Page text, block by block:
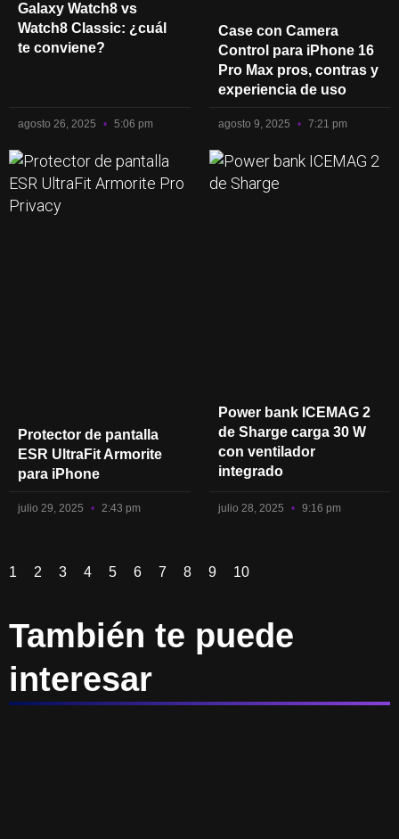
Galaxy Watch8 vs
Watch8 Classic: ¿cuál
te conviene?
agosto 26, 2025 5:06 pm
Case con Camera
Control para iPhone 16
Pro Max pros, contras y
experiencia de uso
agosto 9, 2025 7:21 pm
Protector de pantalla
ESR UltraFit Armorite
para iPhone
julio 29, 2025 2:43 pm
Power bank ICEMAG 2
de Sharge carga 30 W
con ventilador
integrado
julio 28, 2025 9:16 pm
1 2 3 4 5 6 7 8 9 10
También te puede
interesar